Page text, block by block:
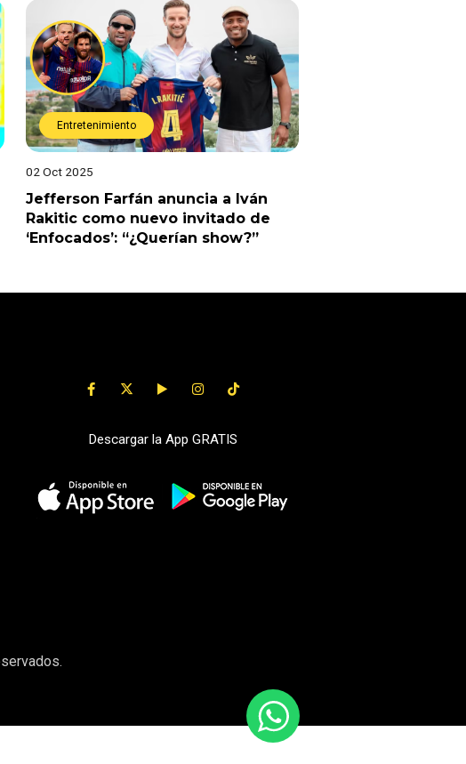
Entretenimiento
02 Oct 2025
Jefferson Farfán anuncia a Iván
Rakitic como nuevo invitado de
‘Enfocados’: “¿Querían show?”
Descargar la App GRATIS